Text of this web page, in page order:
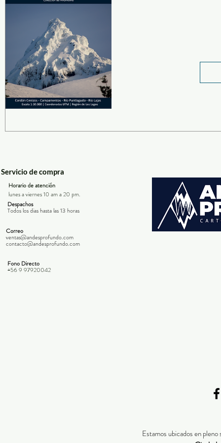
Servicio de compra
Horario de atención
lunes a viernes 10 am a 20 pm.
Despachos
Todos los dias hasta las 13 horas
Correo
ventas@andesprofundo.com
contacto@andesprofundo.com
Fono Directo
+56 9 97920042
Estamos ubicados en